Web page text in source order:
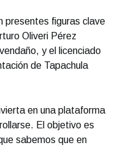
presentes figuras clave
Oliveri Pérez
y el licenciado
de Tapachula
en una plataforma
El objetivo es
sabemos que en